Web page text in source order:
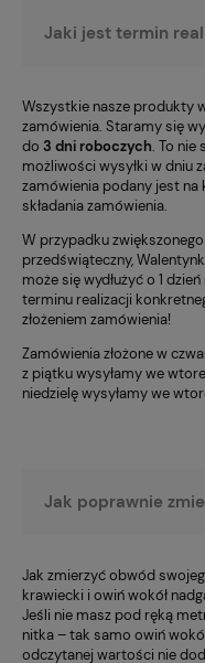
Jaki jest termin
Wszystkie nasze produkty
zamówienia. Staramy się
do 3 dni roboczych. To nie
możliwości wysyłki w dniu
zamówienia podany jest
składania zamówienia.
W przypadku
przedświąteczny,
może się wydłużyć o 1
terminu realizacji
złożeniem zamówienia!
Zamówienia złożone w
z piątku wysyłamy we
niedzielę wysyłamy we
Jak poprawnie
Jak zmierzyć obwód
krawiecki i owiń wokół
Jeśli nie masz pod ręką
nitka – tak samo owiń
odczytanej wartości nie